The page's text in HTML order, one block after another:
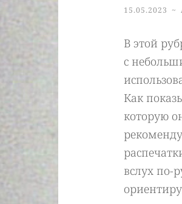
15.05.2023 ~
В этой
с
Как
которую
вслух по-